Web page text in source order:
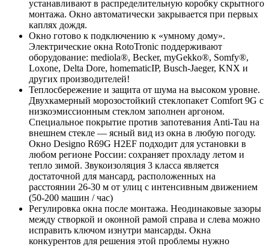
устанавливают в распределительную коробку скрытного
монтажа. Окно автоматически закрывается при первых
каплях дождя.
Окно готово к подключению к «умному дому».
Электрические окна RotoTronic поддерживают
оборудование: mediola®, Becker, myGekko®, Somfy®,
Loxone, Delta Dore, homematicIP, Busch-Jaeger, KNX и
других производителей!
Теплосбережение и защита от шума на высоком уровне.
Двухкамерный морозостойкий стеклопакет Comfort 9G с
низкоэмиссионным стеклом заполнен аргоном.
Специальное покрытие против запотевания Anti-Tau на
внешнем стекле — ясный вид из окна в любую погоду.
Окно Designo R69G H2EF подходит для установки в
любом регионе России: сохраняет прохладу летом и
тепло зимой. Звукоизоляция 3 класса является
достаточной для мансард, расположенных на
расстоянии 26-30 м от улиц с интенсивным движением
(50-200 машин / час)
Регулировка окна после монтажа. Неодинаковые зазоры
между створкой и оконной рамой справа и слева можно
исправить ключом изнутри мансарды. Окна
конкурентов для решения этой проблемы нужно